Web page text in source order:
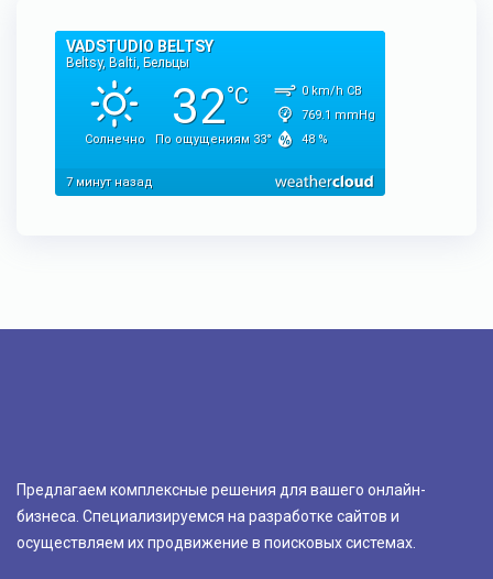
Предлагаем комплексные решения для вашего онлайн-
бизнеса. Специализируемся на разработке сайтов и
осуществляем их продвижение в поисковых системах.